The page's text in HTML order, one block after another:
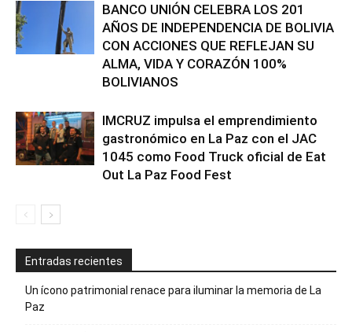
BANCO UNIÓN CELEBRA LOS 201
AÑOS DE INDEPENDENCIA DE BOLIVIA
CON ACCIONES QUE REFLEJAN SU
ALMA, VIDA Y CORAZÓN 100%
BOLIVIANOS
IMCRUZ impulsa el emprendimiento
gastronómico en La Paz con el JAC
1045 como Food Truck oficial de Eat
Out La Paz Food Fest
Entradas recientes
Un ícono patrimonial renace para iluminar la memoria de La
Paz